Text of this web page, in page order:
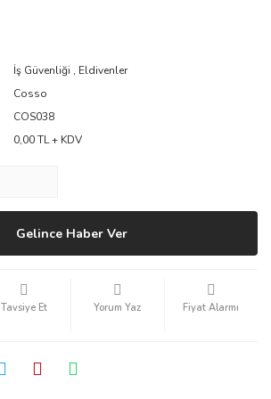
İş Güvenliği , Eldivenler
Cosso
COS038
0,00 TL + KDV
Gelince Haber Ver
Tavsiye Et Yorum Yaz Fiyat Alarmı